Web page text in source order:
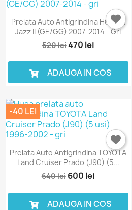
Prelata Auto Antigrindina HONDA
Jazz II (GE/GG) 2007-2014 - Gri
520 lei470 lei
ADAUGA IN COS
Prelata Auto Antigrindina TOYOTA
Land Cruiser Prado (J90) (5...
640 lei 600 lei
-40 LEI
ADAUGA IN COS